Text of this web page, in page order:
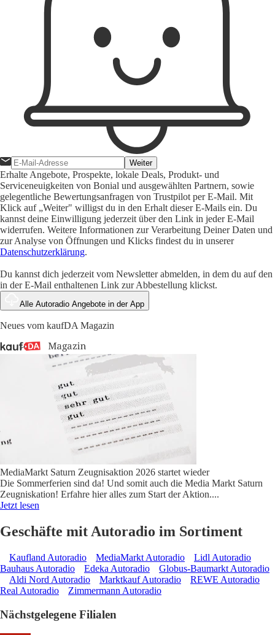
Weiter
Erhalte Angebote, Prospekte, lokale Deals, Produkt- und
Serviceneuigkeiten von Bonial und ausgewählten Partnern, sowie
gelegentliche Bewertungsanfragen von Trustpilot per E-Mail. Mit
Klick auf „Weiter" willigst du in den Erhalt dieser E-Mails ein. Du
kannst deine Einwilligung jederzeit über den Link in jeder E-Mail
widerrufen. Weitere Informationen zur Verarbeitung Deiner Daten und
zur Analyse von Öffnungen und Klicks findest du in unserer
Datenschutzerklärung.
Du kannst dich jederzeit vom Newsletter abmelden, in dem du auf den
in der E-Mail enthaltenen Link zur Abbestellung klickst.
Alle Autoradio Angebote in der App
Neues vom kaufDA Magazin
MediaMarkt Saturn Zeugnisaktion 2026 startet wieder
Die Sommerferien sind da! Und somit auch die Media Markt Saturn
Zeugniskation! Erfahre hier alles zum Start der Aktion....
Jetzt lesen
Geschäfte mit Autoradio im Sortiment
Kaufland Autoradio MediaMarkt Autoradio
Lidl Autoradio
Bauhaus Autoradio
Edeka Autoradio
Globus-Baumarkt Autoradio
Aldi Nord Autoradio
Marktkauf Autoradio
REWE Autoradio
Real Autoradio
Zimmermann Autoradio
Nächstgelegene Filialen